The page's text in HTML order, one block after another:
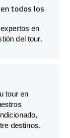
todos los
en
del tour.
tour en
destinos.